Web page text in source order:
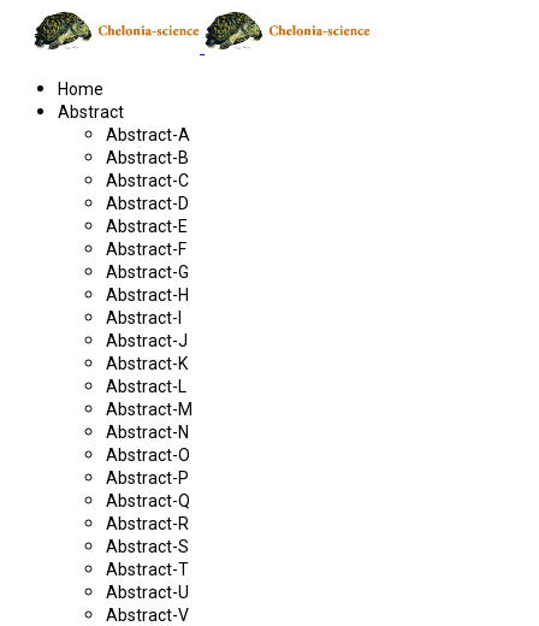
Home
Abstract
Abstract-A
Abstract-B
Abstract-C
Abstract-D
Abstract-E
Abstract-F
Abstract-G
Abstract-H
Abstract-I
Abstract-J
Abstract-K
Abstract-L
Abstract-M
Abstract-N
Abstract-O
Abstract-P
Abstract-Q
Abstract-R
Abstract-S
Abstract-T
Abstract-U
Abstract-V